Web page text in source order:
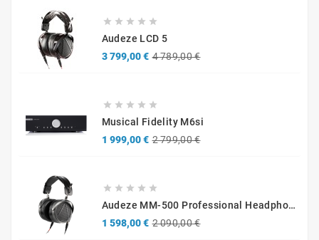
    
Audeze LCD 5
3 799,00 € 4 789,00 €
    
Musical Fidelity M6si
1 999,00 € 2 799,00 €
    
Audeze MM-500 Professional Headphones
1 598,00 € 2 090,00 €